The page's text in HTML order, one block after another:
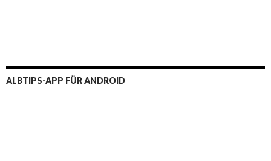
ALBTIPS-APP FÜR ANDROID